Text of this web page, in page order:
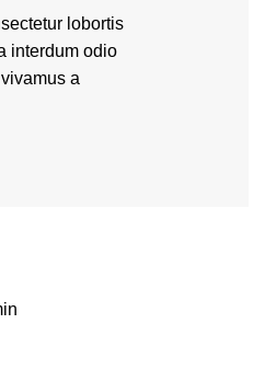
lobortis
interdum odio
a